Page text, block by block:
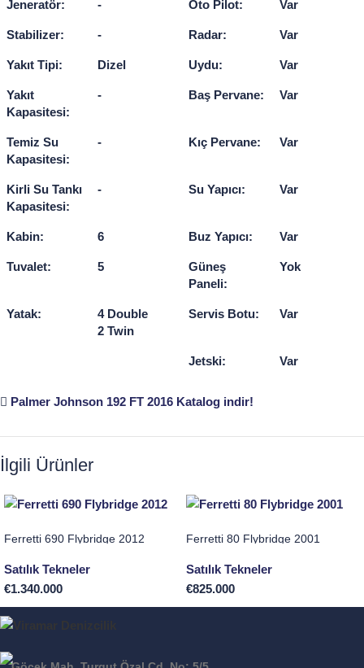
Jeneratör: - Oto Pilot: Var
Stabilizer: - Radar: Var
Yakıt Tipi: Dizel Uydu: Var
Yakıt
Kapasitesi:
- Baş Pervane: Var
Temiz Su
Kapasitesi:
- Kıç Pervane: Var
Kirli Su Tankı
Kapasitesi:
- Su Yapıcı: Var
Kabin: 6 Buz Yapıcı: Var
Tuvalet: 5
Güneş
Paneli:
Yok
Yatak:
4 Double
2 Twin
Servis Botu: Var
Jetski: Var
Palmer Johnson 192 FT 2016 Katalog indir!
İlgili Ürünler
Ferretti 690 Flybridge 2012
Satılık Tekneler
€1.340.000
Ferretti 80 Flybridge 2001
Satılık Tekneler
€825.000